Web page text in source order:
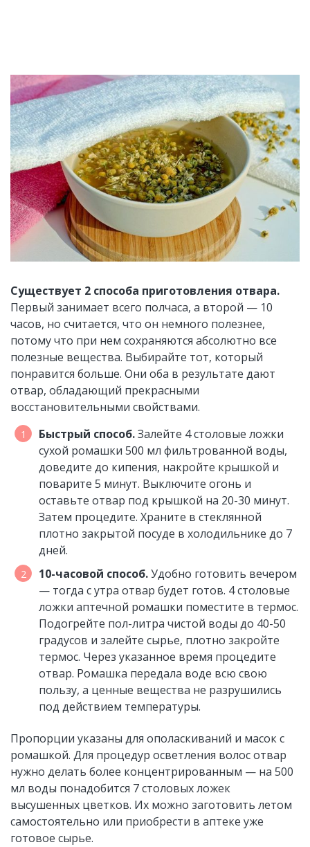
Существует 2 способа приготовления отвара.
Первый занимает всего полчаса, а второй — 10
часов, но считается, что он немного полезнее,
потому что при нем сохраняются абсолютно все
полезные вещества. Выбирайте тот, который
понравится больше. Они оба в результате дают
отвар, обладающий прекрасными
восстановительными свойствами.
Быстрый способ.Залейте 4 столовые ложки
сухой ромашки 500 мл фильтрованной воды,
доведите до кипения, накройте крышкой и
поварите 5 минут. Выключите огонь и
оставьте отвар под крышкой на 20-30 минут.
Затем процедите. Храните в стеклянной
плотно закрытой посуде в холодильнике до 7
дней.
10-часовой способ.Удобно готовить вечером
— тогда с утра отвар будет готов. 4 столовые
ложки аптечной ромашки поместите в термос.
Подогрейте пол-литра чистой воды до 40-50
градусов и залейте сырье, плотно закройте
термос. Через указанное время процедите
отвар. Ромашка передала воде всю свою
пользу, а ценные вещества не разрушились
под действием температуры.
Пропорции указаны для ополаскиваний и масок с
ромашкой. Для процедур осветления волос отвар
нужно делать более концентрированным — на 500
мл воды понадобится 7 столовых ложек
высушенных цветков. Их можно заготовить летом
самостоятельно или приобрести в аптеке уже
готовое сырье.